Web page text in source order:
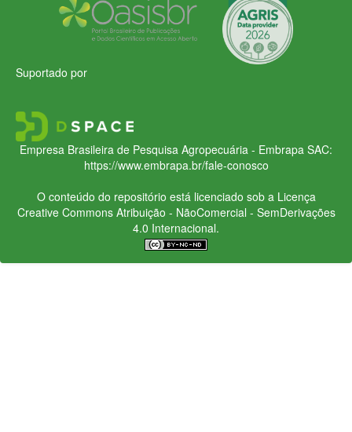
Suportado por
Empresa Brasileira de Pesquisa Agropecuária - Embrapa SAC:
https://www.embrapa.br/fale-conosco
O conteúdo do repositório está licenciado sob a Licença
Creative CommonsAtribuição - NãoComercial - SemDerivações
4.0 Internacional.